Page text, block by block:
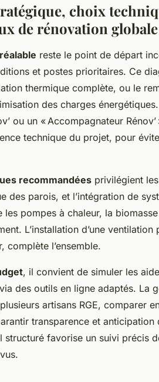
choix
de rénovation globale
reste le point de départ
et postes prioritaires. Ce
thermique complète, ou le
des charges
ou un « Accompagnateur
technique du projet, pour
recommandées privilégient
des parois, et l’intégration de
les pompes à chaleur, la
L’installation d’une
complète l’ensemble.
, il convient de simuler les
des outils en ligne adaptés. La
artisans RGE, comparer
transparence et anticipation
structuré favorise un suivi précis